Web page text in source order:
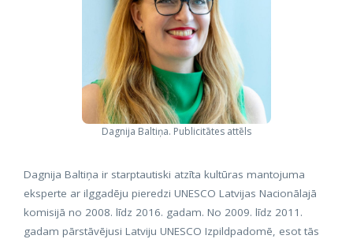
Dagnija Baltiņa. Publicitātes attēls
Dagnija Baltiņa ir starptautiski atzīta kultūras mantojuma
eksperte ar ilggadēju pieredzi UNESCO Latvijas Nacionālajā
komisijā no 2008. līdz 2016. gadam. No 2009. līdz 2011.
gadam pārstāvējusi Latviju UNESCO Izpildpadomē, esot tās